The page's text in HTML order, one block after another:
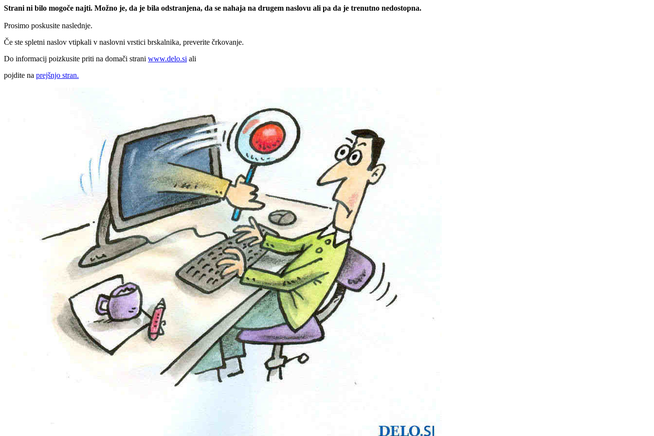
Strani ni bilo mogoče najti. Možno je, da je bila odstranjena, da se nahaja na drugem naslovu ali pa da je trenutno nedostopna.
Prosimo poskusite naslednje.
Če ste spletni naslov vtipkali v naslovni vrstici brskalnika, preverite črkovanje.
Do informacij poizkusite priti na domači strani www.delo.si ali
pojdite na prejšnjo stran.